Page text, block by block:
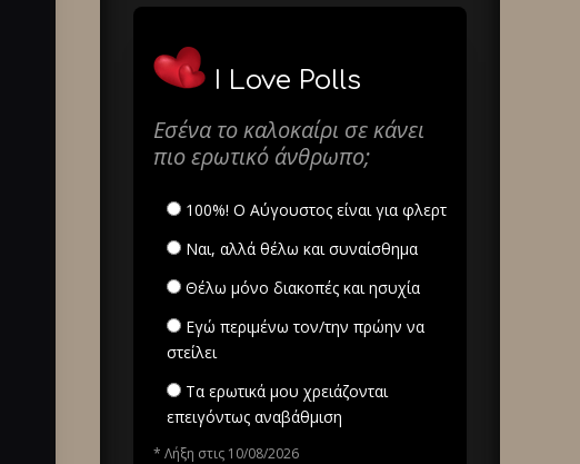
I Love Polls
Εσένα το καλοκαίρι σε κάνει
πιο ερωτικό άνθρωπο;
100%! Ο Αύγουστος είναι για φλερτ
Ναι, αλλά θέλω και συναίσθημα
Θέλω μόνο διακοπές και ησυχία
Εγώ περιμένω τον/την πρώην να
στείλει
Τα ερωτικά μου χρειάζονται
επειγόντως αναβάθμιση
* Λήξη στις 10/08/2026